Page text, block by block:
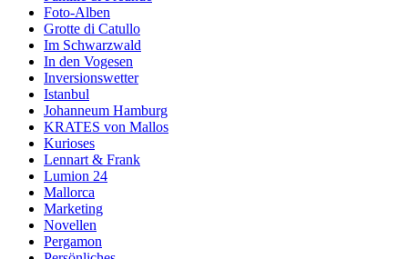
Foto-Alben
Grotte di Catullo
Im Schwarzwald
In den Vogesen
Inversionswetter
Istanbul
Johanneum Hamburg
KRATES von Mallos
Kurioses
Lennart & Frank
Lumion 24
Mallorca
Marketing
Novellen
Pergamon